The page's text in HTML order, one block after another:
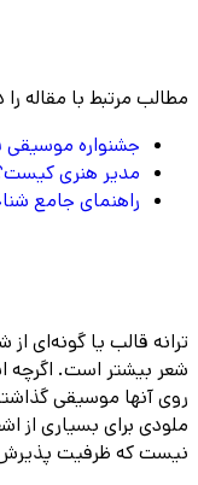
مطالب مرتبط با مقاله
جشنواره موسیقی
مدیر هنری
راهنمای جامع
ترانه قالب یا گونه‌ای
شعر بیشتر است. اگرچه
روی آنها موسیقی
ملودی برای بسیاری از
نیست که ظرفیت پذیرش